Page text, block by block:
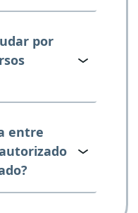
por
entre